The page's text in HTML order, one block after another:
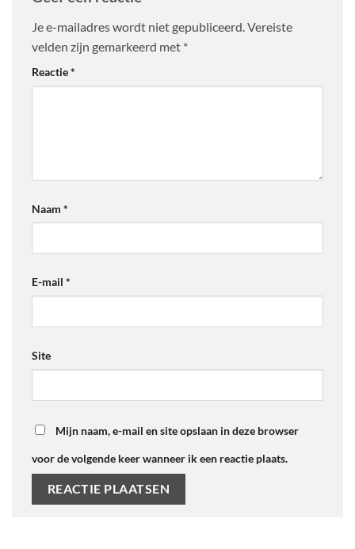
Je e-mailadres wordt niet gepubliceerd.Vereiste
velden zijn gemarkeerd met *
Reactie*
Naam *
E-mail *
Site
Mijn naam, e-mail en site opslaan in deze browser
voor de volgende keer wanneer ik een reactie plaats.